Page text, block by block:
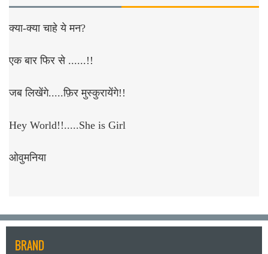
क्या-क्या चाहे ये मन?
एक बार फिर से ......!!
जब लिखेंगे.....फ़िर मुस्कुरायेंगे!!
Hey World!!.....She is Girl
ओवुमनिया
BRAND